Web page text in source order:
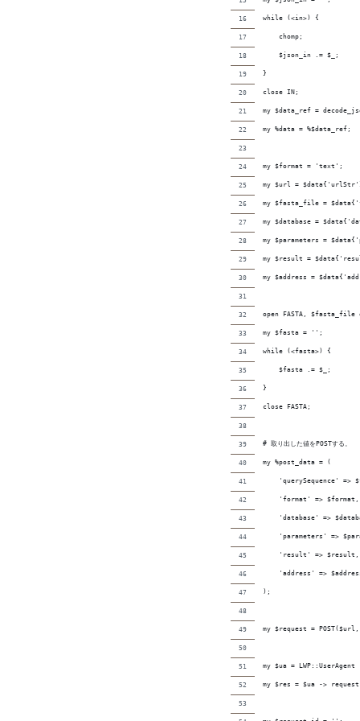
while (<in>) {
    chomp;
    $json_in .= $_;
}
close IN;
my $data_ref =
my %data = %$data_ref;
my $format = 'text';
my $url =
my $fasta_file =
my $database =
my $parameters =
my $result =
my $address =
open FASTA, $fasta_file
my $fasta = '';
while (<fasta>) {
    $fasta .= $_;
}
close FASTA;
# 取り出した値をPOSTする。
my %post_data = (
'querySequence' =>
    'format' => $format,
'database' =>
'parameters' =>
    'result' => $result,
'address' =>
);
my $request =
my $ua = LWP::UserAgent
my $res = $ua ->